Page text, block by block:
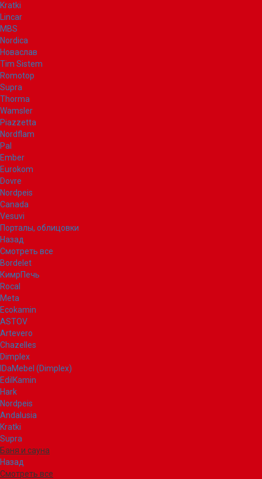
Kratki
Lincar
MBS
Nordica
Новаслав
Tim Sistem
Romotop
Supra
Thorma
Wamsler
Piazzetta
Nordflam
Pal
Ember
Eurokom
Dovre
Nordpeis
Canada
Vesuvi
Порталы, облицовки
Назад
Смотреть все
Bordelet
КимрПечь
Rocal
Meta
Ecokamin
ASTOV
Artevero
Chazelles
Dimplex
IDaMebel (Dimplex)
EdilKamin
Hark
Nordpeis
Andalusia
Kratki
Supra
Баня и сауна
Назад
Смотреть все